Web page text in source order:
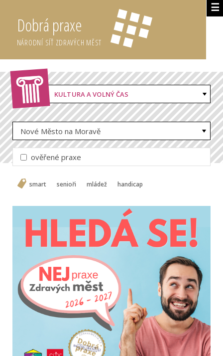
☰
Dobrá praxe
NÁRODNÍ SÍŤ ZDRAVÝCH MĚST
KULTURA A VOLNÝ ČAS
Nové Město na Moravě
ověřené praxe
smart senioři mládež handicap